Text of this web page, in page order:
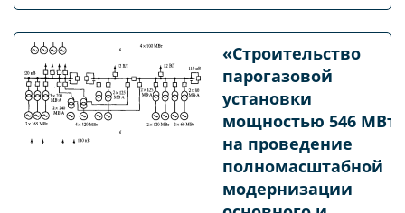
«Строительство
парогазовой
установки
мощностью 546 МВт
на проведение
полномасштабной
модернизации